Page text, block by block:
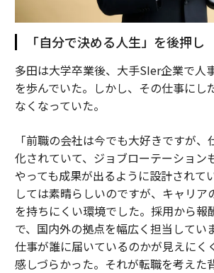
「自分で決める人生」を後押し
多田は大学卒業後、大手SIer企業で人
を歩んでいた。しかし、その仕事にし
なくなっていた。
「前職の会社は今でも大好きですが
化されていて、ジョブローテーション
やっても成果が出るように設計されて
しては素晴らしいのですが、キャリア
を持ちにくい環境でした。採用から報
で、国内外の拠点を幅広く担当してい
仕事が誰に届いているのかが見えにく
感しづらかった。それが転職を考えた